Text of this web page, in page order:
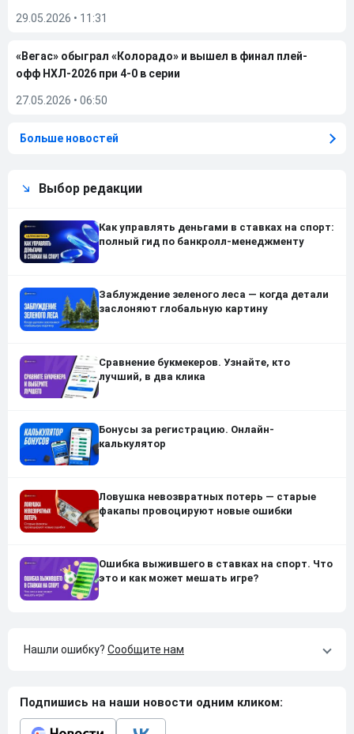
29.05.2026 • 11:31
«Вегас» обыграл «Колорадо» и вышел в финал плей-
офф НХЛ-2026 при 4-0 в серии
27.05.2026 • 06:50
Больше новостей
Выбор редакции
Как управлять деньгами в ставках на спорт:
полный гид по банкролл-менеджменту
Заблуждение зеленого леса — когда детали
заслоняют глобальную картину
Сравнение букмекеров. Узнайте, кто
лучший, в два клика
Бонусы за регистрацию. Онлайн-
калькулятор
Ловушка невозвратных потерь — старые
факапы провоцируют новые ошибки
Ошибка выжившего в ставках на спорт. Что
это и как может мешать игре?
Нашли ошибку? Сообщите нам
Подпишись на наши новости одним кликом: